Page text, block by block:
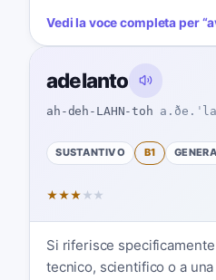
Vedi la voce completa per“
adelanto
ah-deh-LAHN-toh
SUSTANTIVO B1
★★★ ★ ★
Si riferisce
tecnico, scientifico o a